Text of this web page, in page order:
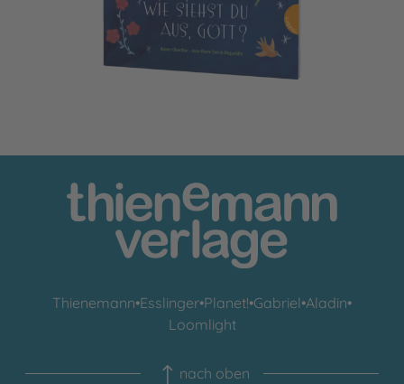
Thienemann•Esslinger•Planet!•Gabriel•Aladin•
Loomlight
nach oben